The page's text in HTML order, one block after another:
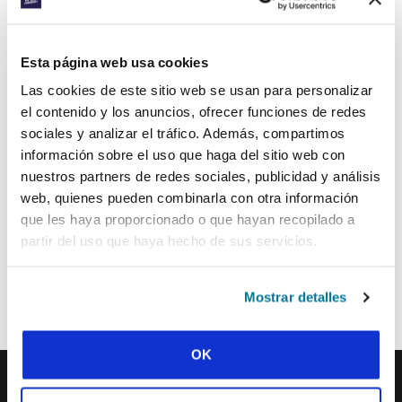
Esta página web usa cookies
Las cookies de este sitio web se usan para personalizar
el contenido y los anuncios, ofrecer funciones de redes
sociales y analizar el tráfico. Además, compartimos
información sobre el uso que haga del sitio web con
nuestros partners de redes sociales, publicidad y análisis
web, quienes pueden combinarla con otra información
que les haya proporcionado o que hayan recopilado a
partir del uso que haya hecho de sus servicios.
Mostrar detalles
OK
Apellido:
Correo electrónico:
ENVIAR
Cada semana, IFES envía un breve correo electrónico con historias
mundo para inspirarte en tus oraciones.